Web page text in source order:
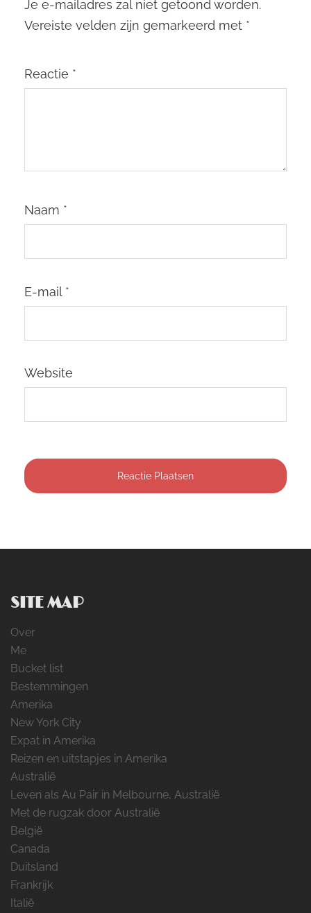
Je e-mailadres zal niet getoond worden.
Vereiste velden zijn gemarkeerd met *
Reactie *
Naam *
E-mail *
Website
SITE MAP
Over
Me
Bucket list
Bestemmingen
Amerika
New York City
Expat in Amerika
Reizen en uitstapjes in Amerika
Australië
Leven als Au Pair in Melbourne, Australië
Met de rugzak door Australië
België
Canada
Duitsland
Frankrijk
Italië